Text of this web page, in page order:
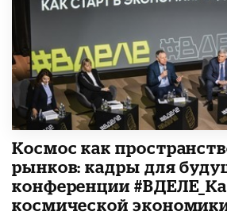
Космос как
рынков: кадры для
конференции
космической